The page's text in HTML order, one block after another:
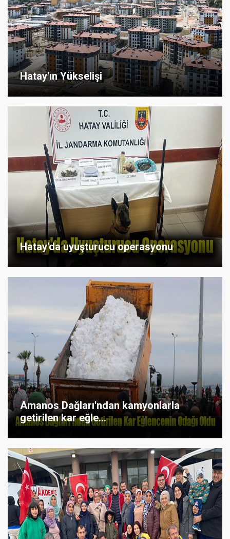
Hatay'ın Yükselişi
Hatay'da uyuşturucu operasyonu
Amanos Dağları'ndan kamyonlarla
getirilen kar eğle...